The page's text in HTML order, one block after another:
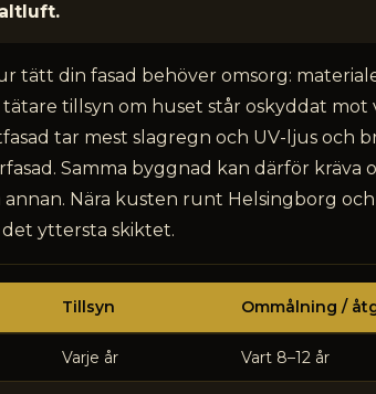
tätt din fasad behöver omsorg:
tillsyn om huset står oskyddat mot
tar mest slagregn och UV-ljus och
Samma byggnad kan därför kräva
annan. Nära kusten runt Helsingborg
yttersta skiktet.
Tillsyn Ommålning /
Varje år Vart 8–12 år